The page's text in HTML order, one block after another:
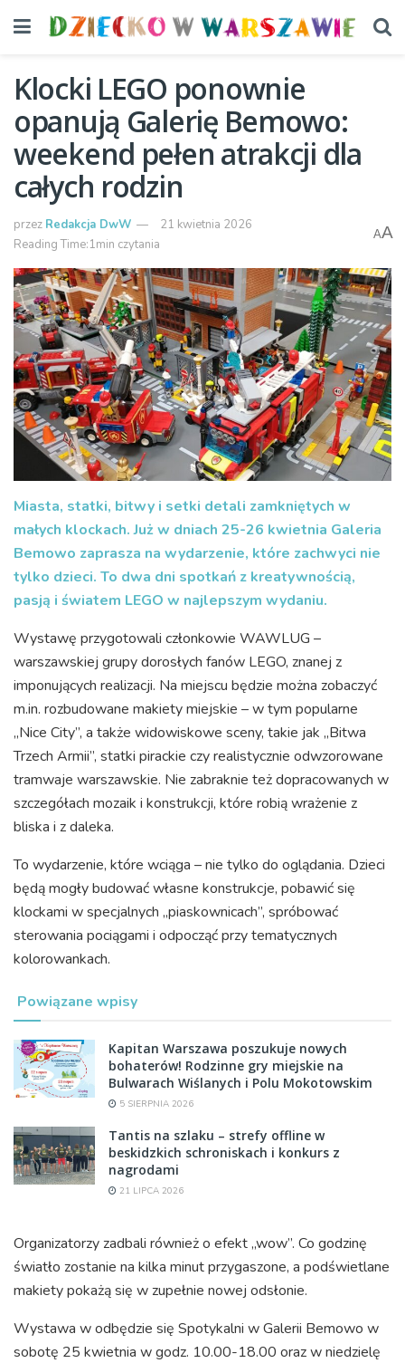
Klocki LEGO ponownie
opanują Galerię Bemowo:
weekend pełen atrakcji dla
całych rodzin
przez Redakcja DwW
21 kwietnia 2026
Reading Time:1min czytania
AA
Miasta, statki, bitwy i setki detali zamkniętych w
małych klockach. Już w dniach 25-26 kwietnia Galeria
Bemowo zaprasza na wydarzenie, które zachwyci nie
tylko dzieci. To dwa dni spotkań z kreatywnością,
pasją i światem LEGO w najlepszym wydaniu.
Wystawę przygotowali członkowie WAWLUG –
warszawskiej grupy dorosłych fanów LEGO, znanej z
imponujących realizacji. Na miejscu będzie można zobaczyć
m.in. rozbudowane makiety miejskie – w tym popularne
„Nice City”, a także widowiskowe sceny, takie jak „Bitwa
Trzech Armii”, statki pirackie czy realistycznie odwzorowane
tramwaje warszawskie. Nie zabraknie też dopracowanych w
szczegółach mozaik i konstrukcji, które robią wrażenie z
bliska i z daleka.
To wydarzenie, które wciąga – nie tylko do oglądania. Dzieci
będą mogły budować własne konstrukcje, pobawić się
klockami w specjalnych „piaskownicach”, spróbować
sterowania pociągami i odpocząć przy tematycznych
kolorowankach.
Powiązane wpisy
Kapitan Warszawa poszukuje nowych
bohaterów! Rodzinne gry miejskie na
Bulwarach Wiślanych i Polu Mokotowskim
5 SIERPNIA 2026
Tantis na szlaku – strefy offline w
beskidzkich schroniskach i konkurs z
nagrodami
21 LIPCA 2026
Organizatorzy zadbali również o efekt „wow”. Co godzinę
światło zostanie na kilka minut przygaszone, a podświetlane
makiety pokażą się w zupełnie nowej odsłonie.
Wystawa w odbędzie się Spotykalni w Galerii Bemowo w
sobotę 25 kwietnia w godz. 10.00-18.00 oraz w niedzielę